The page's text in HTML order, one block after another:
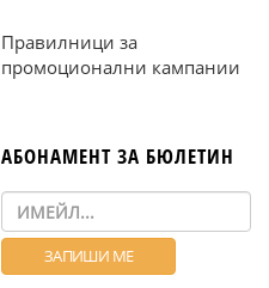
Правилници за
промоционални кампании
АБОНАМЕНТ ЗА БЮЛЕТИН